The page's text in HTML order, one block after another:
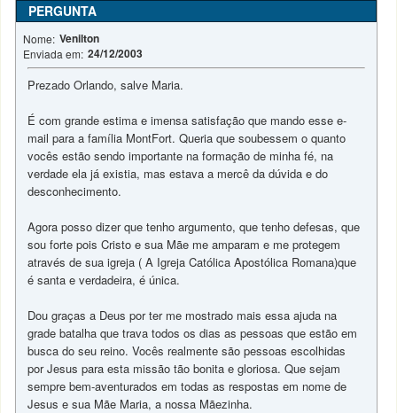
PERGUNTA
Nome: Venilton
Enviada em: 24/12/2003
Prezado Orlando, salve Maria.
É com grande estima e imensa satisfação que mando esse e-
mail para a família MontFort. Queria que soubessem o quanto
vocês estão sendo importante na formação de minha fé, na
verdade ela já existia, mas estava a mercê da dúvida e do
desconhecimento.
Agora posso dizer que tenho argumento, que tenho defesas, que
sou forte pois Cristo e sua Mãe me amparam e me protegem
através de sua igreja ( A Igreja Católica Apostólica Romana)que
é santa e verdadeira, é única.
Dou graças a Deus por ter me mostrado mais essa ajuda na
grade batalha que trava todos os dias as pessoas que estão em
busca do seu reino. Vocês realmente são pessoas escolhidas
por Jesus para esta missão tão bonita e gloriosa. Que sejam
sempre bem-aventurados em todas as respostas em nome de
Jesus e sua Mãe Maria, a nossa Mãezinha.